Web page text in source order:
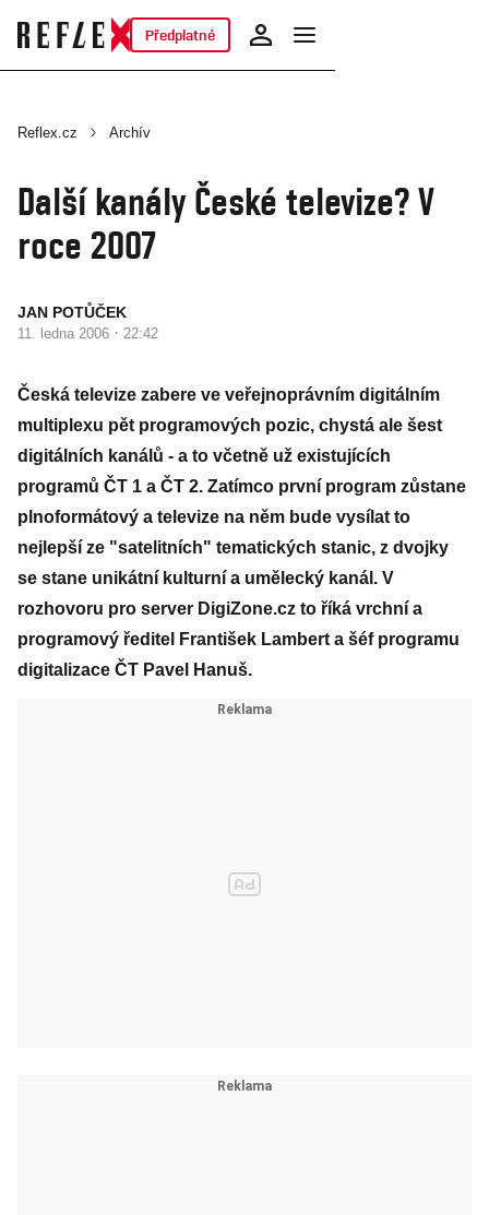
Předplatné
Reflex.cz Archív
Další kanály České televize? V
roce 2007
JAN POTŮČEK
11. ledna 2006 · 22:42
Česká televize zabere ve veřejnoprávním digitálním
multiplexu pět programových pozic, chystá ale šest
digitálních kanálů - a to včetně už existujících
programů ČT 1 a ČT 2. Zatímco první program zůstane
plnoformátový a televize na něm bude vysílat to
nejlepší ze "satelitních" tematických stanic, z dvojky
se stane unikátní kulturní a umělecký kanál. V
rozhovoru pro server DigiZone.cz to říká vrchní a
programový ředitel František Lambert a šéf programu
digitalizace ČT Pavel Hanuš.